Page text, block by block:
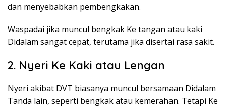
dan menyebabkan pembengkakan.
Waspadai jika muncul bengkak Ke tangan atau kaki
Didalam sangat cepat, terutama jika disertai rasa sakit.
2. Nyeri Ke Kaki atau Lengan
Nyeri akibat DVT biasanya muncul bersamaan Didalam
Tanda lain, seperti bengkak atau kemerahan. Tetapi Ke